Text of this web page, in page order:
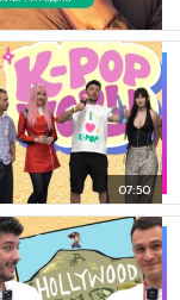
07:50